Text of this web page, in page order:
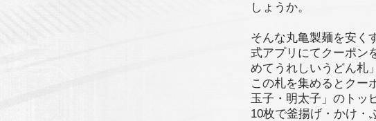
しょうか。
そんな丸亀製麺を安く
式アプリにてクーポン
めてうれしいうどん札
この札を集めるとクー
玉子・明太子」のトッ
10枚で釜揚げ・かけ・